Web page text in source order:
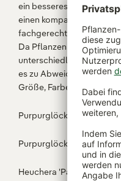
ein besseres Anwachsen
einen kompakteren
fachgerecht
Da Pflanzen je nach
unterschiedlich
es zu Abweichung in
Größe, Farbe & Form
Purpurglöckchen
Purpurglöckchen 'Paris'
Heuchera 'Paris'